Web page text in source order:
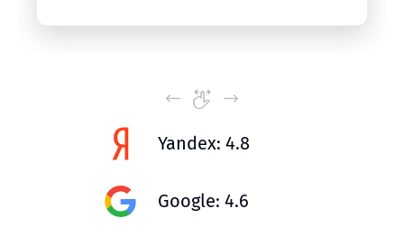
Yandex: 4.8
Google: 4.6